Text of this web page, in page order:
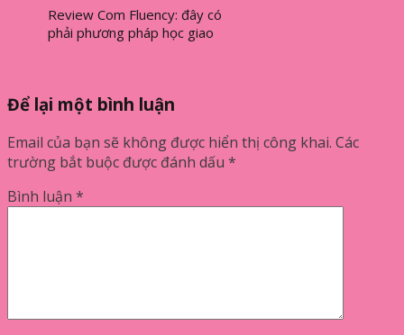
Review Com Fluency: đây có
phải phương pháp học giao
Để lại một bình luận
Email của bạn sẽ không được hiển thị công khai. Các
trường bắt buộc được đánh dấu *
Bình luận *